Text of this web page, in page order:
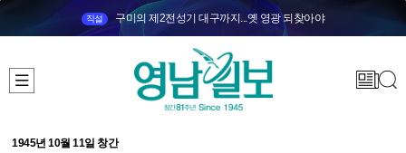
직설 구미의 제2전성기 대구까지...옛 영광 되찾아야
1945년 10월 11일 창간